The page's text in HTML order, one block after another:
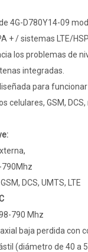
de 4G-D780Y14-09
+ / sistemas LTE/
los problemas de
integradas.
para
celulares, GSM, DCS,
790Mhz
DCS, UMTS, LTE
790 Mhz
baja perdida con
(diámetro de 40 a